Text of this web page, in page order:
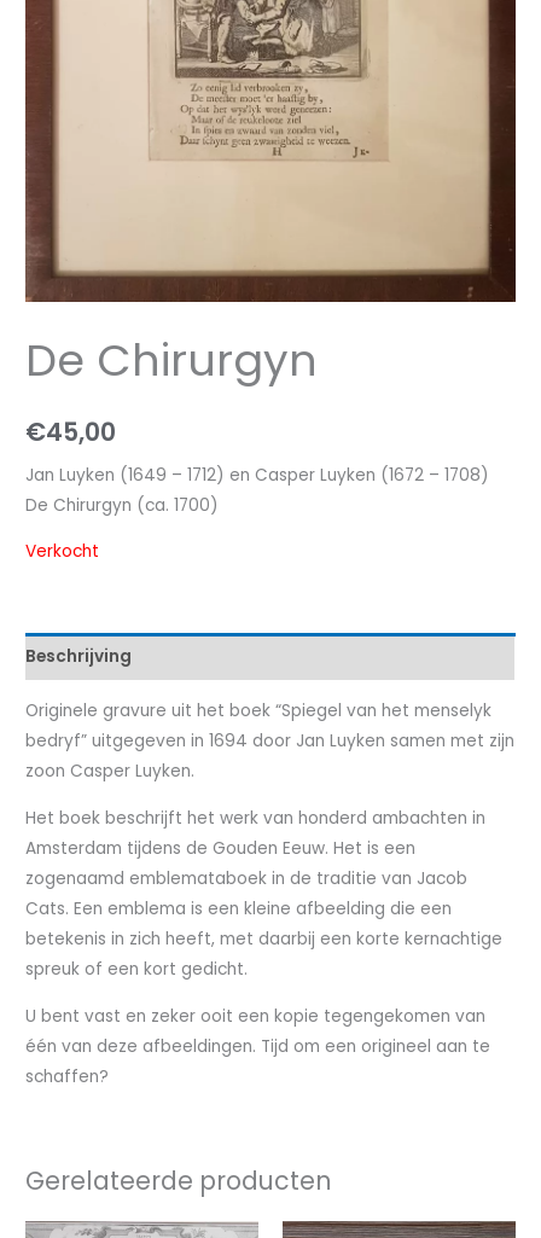
De Chirurgyn
€45,00
Jan Luyken (1649 – 1712) en Casper Luyken (1672 – 1708)
De Chirurgyn (ca. 1700)
Verkocht
Beschrijving
Originele gravure uit het boek “Spiegel van het menselyk
bedryf” uitgegeven in 1694 door Jan Luyken samen met zijn
zoon Casper Luyken.
Het boek beschrijft het werk van honderd ambachten in
Amsterdam tijdens de Gouden Eeuw. Het is een
zogenaamd emblemataboek in de traditie van Jacob
Cats. Een emblema is een kleine afbeelding die een
betekenis in zich heeft, met daarbij een korte kernachtige
spreuk of een kort gedicht.
U bent vast en zeker ooit een kopie tegengekomen van
één van deze afbeeldingen. Tijd om een origineel aan te
schaffen?
Gerelateerde producten